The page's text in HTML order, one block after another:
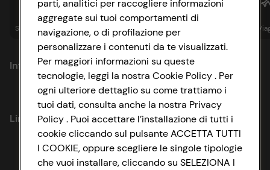
Spesa online Assicurazioni Sapori&
Informazioni
Privacy Policy
Cookie Policy
Impostazioni Cookie
Link utili
Lavora con noi
parti, analitici per raccogliere informazioni
aggregate sui tuoi comportamenti di
navigazione, o di profilazione per
personalizzare i contenuti da te visualizzati.
Per maggiori informazioni su queste
tecnologie, leggi la nostra Cookie Policy . Per
ogni ulteriore dettaglio su come trattiamo i
tuoi dati, consulta anche la nostra Privacy
Policy . Puoi accettare l’installazione di tutti i
cookie cliccando sul pulsante ACCETTA TUTTI
I COOKIE, oppure scegliere le singole tipologie
che vuoi installare, cliccando su SELEZIONA I